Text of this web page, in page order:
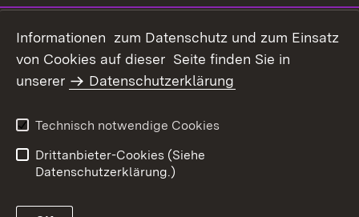
Informationen zum Datenschutz und zum Einsatz
von Cookies auf dieser Seite finden Sie in
unserer
Datenschutzerklärung
Technisch notwendige Cookies
Drittanbieter-Cookies (Siehe
Datenschutzerklärung.)